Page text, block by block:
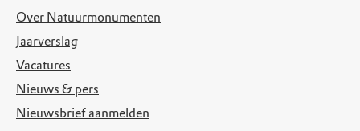
Over Natuurmonumenten
Jaarverslag
Vacatures
Nieuws & pers
Nieuwsbrief aanmelden